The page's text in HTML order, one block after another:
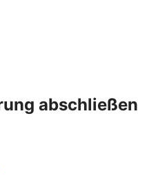
abschließen